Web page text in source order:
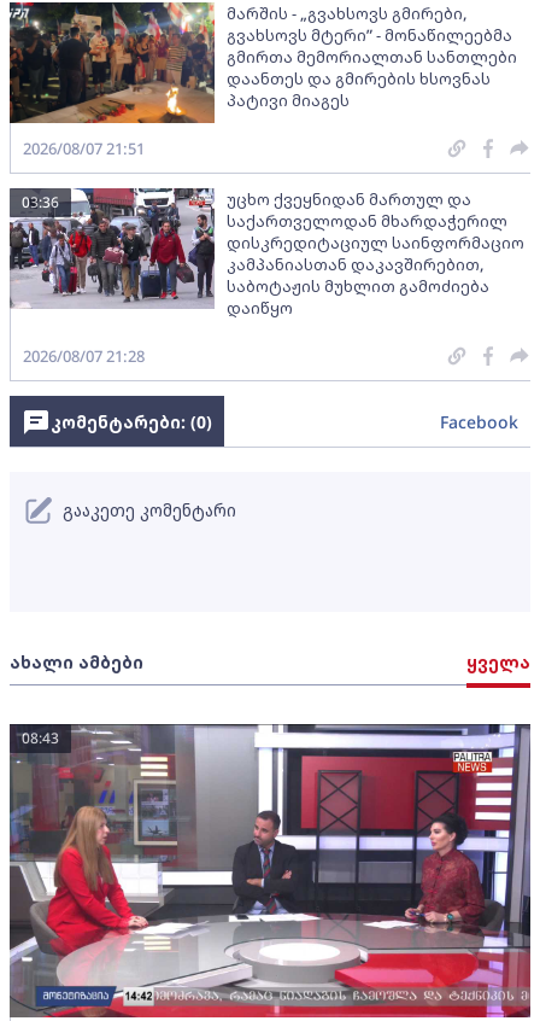
მარშის - „გვახსოვს გმირები,
გვახსოვს მტერი” - მონაწილეებმა
გმირთა მემორიალთან სანთლები
დაანთეს და გმირების ხსოვნას
პატივი მიაგეს
2026/08/07 21:51
უცხო ქვეყნიდან მართულ და
საქართველოდან მხარდაჭერილ
დისკრედიტაციულ საინფორმაციო
კამპანიასთან დაკავშირებით,
საბოტაჟის მუხლით გამოძიება
დაიწყო
03:36
2026/08/07 21:28
ახალი ამბები ყველა
08:43
კომენტარები: (0) Facebook
გააკეთე კომენტარი